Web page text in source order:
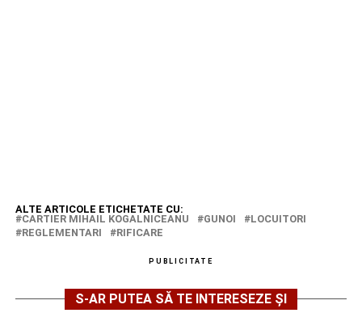
ALTE ARTICOLE ETICHETATE CU:
CARTIER MIHAIL KOGALNICEANU
GUNOI
LOCUITORI
REGLEMENTARI
RIFICARE
PUBLICITATE
S-AR PUTEA SĂ TE INTERESEZE ȘI